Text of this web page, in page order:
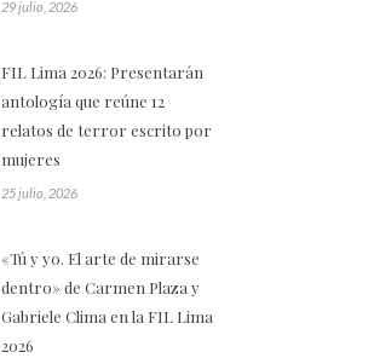
29 julio, 2026
FIL Lima 2026: Presentarán
antología que reúne 12
relatos de terror escrito por
mujeres
25 julio, 2026
«Tú y yo. El arte de mirarse
dentro» de Carmen Plaza y
Gabriele Clima en la FIL Lima
2026